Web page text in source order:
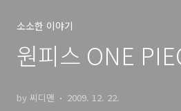
소소한 이야기
원피스 ONE
by 씨디맨 2009. 12. 22.